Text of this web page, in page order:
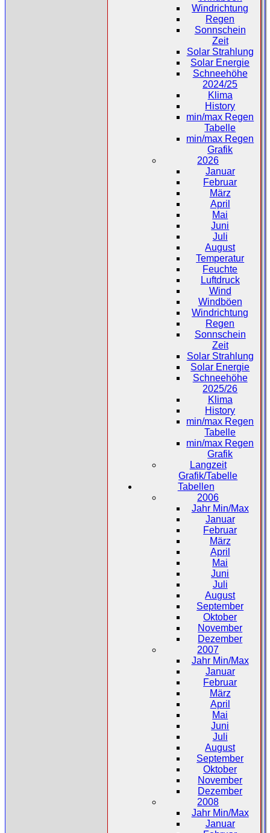
Windrichtung
Regen
Sonnschein
Zeit
Solar Strahlung
Solar Energie
Schneehöhe
2024/25
Klima
History
min/max Regen
Tabelle
min/max Regen
Grafik
2026
Januar
Februar
März
April
Mai
Juni
Juli
August
Temperatur
Feuchte
Luftdruck
Wind
Windböen
Windrichtung
Regen
Sonnschein
Zeit
Solar Strahlung
Solar Energie
Schneehöhe
2025/26
Klima
History
min/max Regen
Tabelle
min/max Regen
Grafik
Langzeit
Grafik/Tabelle
Tabellen
2006
Jahr Min/Max
Januar
Februar
März
April
Mai
Juni
Juli
August
September
Oktober
November
Dezember
2007
Jahr Min/Max
Januar
Februar
März
April
Mai
Juni
Juli
August
September
Oktober
November
Dezember
2008
Jahr Min/Max
Januar